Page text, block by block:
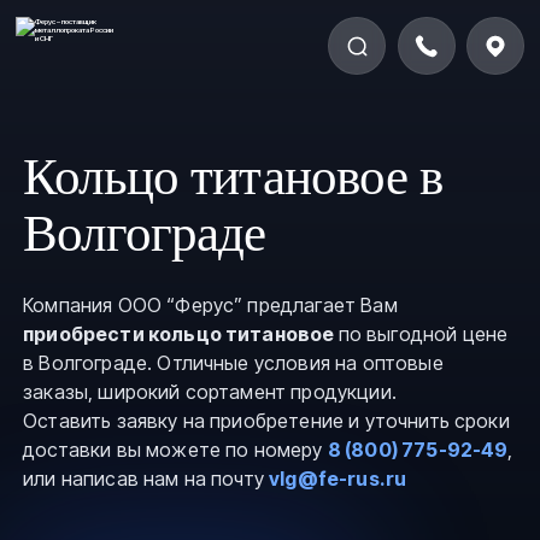
Кольцо титановое в
Волгограде
Компания ООО “Ферус” предлагает Вам
приобрести кольцо титановое по выгодной цене
в Волгограде. Отличные условия на оптовые
заказы, широкий сортамент продукции.
Оставить заявку на приобретение и уточнить сроки
доставки вы можете по номеру 8 (800) 775-92-49,
или написав нам на почтуvlg@fe-rus.ru